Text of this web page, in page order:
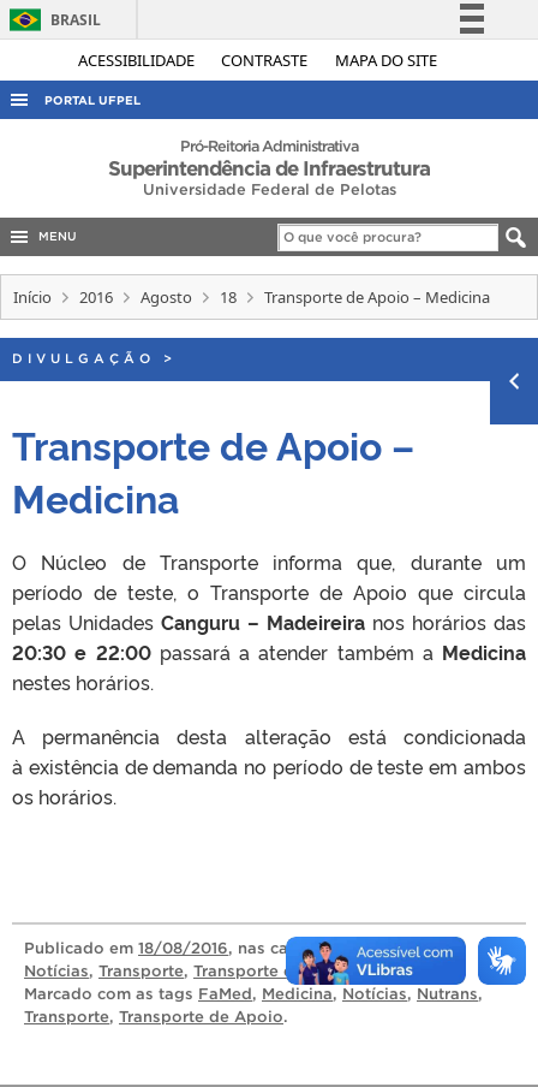
ACESSIBILIDADE CONTRASTE MAPA DO SITE
BRASIL
Simplifique!
Acesso à informação
Canais
PORTAL UFPEL
ACESSO À INFORMAÇÃO
EDITAIS
TELEFONES
Pró-Reitoria Administrativa
Superintendência de Infraestrutura
Universidade Federal de Pelotas
MENU
Início 2016 Agosto 18 Transporte de Apoio – Medicina
DIVULGAÇÃO >
Transporte de Apoio –
Medicina
O Núcleo de Transporte informa que, durante um
período de teste, o Transporte de Apoio que circula
pelas Unidades Canguru – Madeireira nos horários das
20:30 e 22:00passará a atender também a Medicina
nestes horários.
A permanência desta alteração está condicionada
à existência de demanda no período de teste em ambos
os horários.
Publicado em 18/08/2016, nas categoriasDivulgação,
Notícias, Transporte, Transporte de Apoio.
Marcado com as tags FaMed, Medicina, Notícias, Nutrans,
Transporte, Transporte de Apoio.